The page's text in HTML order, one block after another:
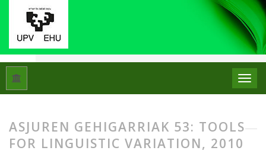
Hasiera ASJUren Gehigarriak 53: Tools for
ASJUREN GEHIGARRIAK 53: TOOLS
FOR LINGUISTIC VARIATION, 2010